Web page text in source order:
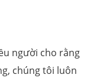
người cho rằng
chúng tôi luôn